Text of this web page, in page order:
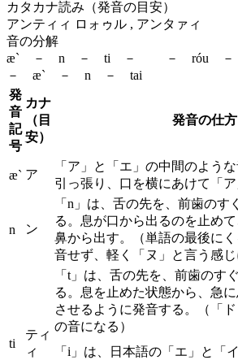
カタカナ読み（発音の目安）
アンティィ ロォゥル , アンタァィ
音の分解
æ` － n － ti － － róu
－ æ` － n － tai
発
音
記
号
カナ
（目
安）
発音の仕方
æ` ア
「ア」と「エ」の中間のよう
引っ張り、口を横にあけて「ア
n ン
「n」は、舌の先を、前歯のす
る。息が口から出るのを止め
鼻から出す。（単語の最後に
音せず、軽く「ヌ」と言う感じ
ti
ティ
ィ
「t」は、舌の先を、前歯のす
る。息を止めた状態から、急
させるように発音する。（「ド
の音になる）
「i」は、日本語の「エ」と「